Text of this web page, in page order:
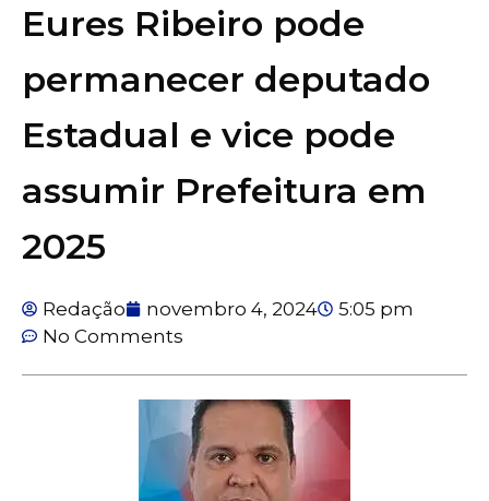
Eures Ribeiro pode
permanecer deputado
Estadual e vice pode
assumir Prefeitura em
2025
Redação novembro 4, 2024
5:05 pm
No Comments